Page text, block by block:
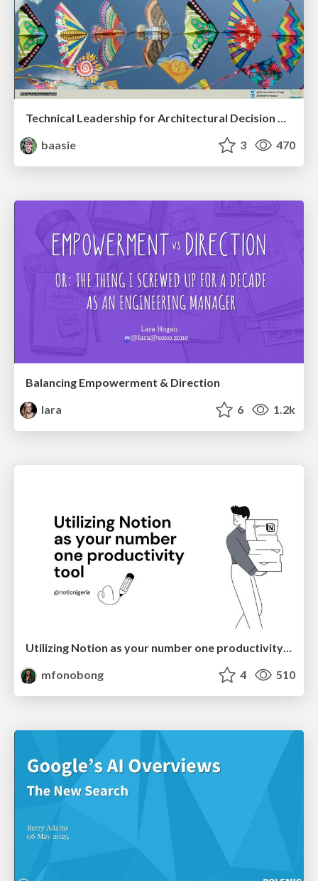
Technical Leadership for Architectural Decision Making
baasie
3 470
Balancing Empowerment & Direction
lara
6 1.2k
Utilizing Notion as your number one productivity tool
mfonobong
4 510